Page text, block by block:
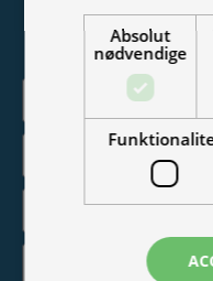
Vær blandt de første til
tilbud,
Absolut
nødvendige